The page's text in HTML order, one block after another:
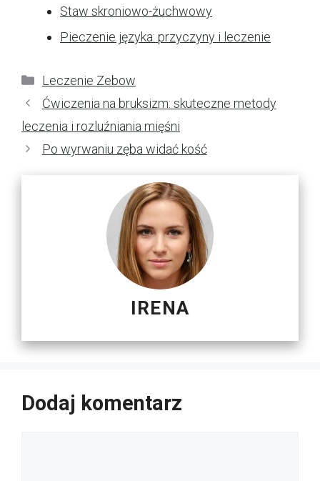
Staw skroniowo-żuchwowy
Pieczenie języka: przyczyny i leczenie
Kategorie
Leczenie Zebow
Ćwiczenia na bruksizm: skuteczne metody
leczenia i rozluźniania mięśni
Po wyrwaniu zęba widać kość
IRENA
Dodaj komentarz